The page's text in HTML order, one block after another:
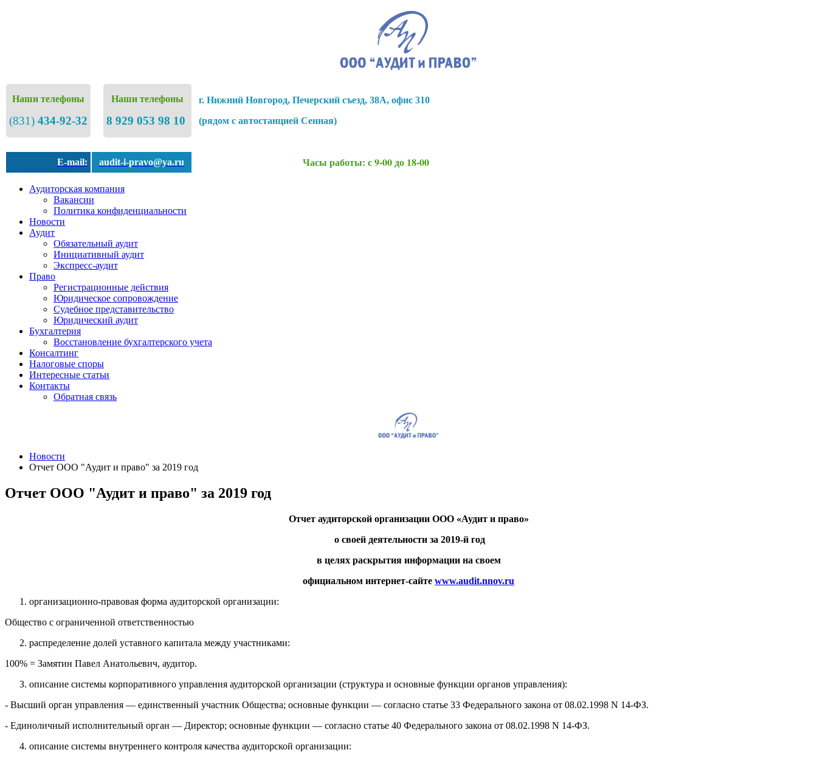
Наши телефоны
(831) 434-92-32
Наши телефоны
8 929 053 98 10
г. Нижний Новгород, Печерский съезд, 38А, офис 310
(рядом с автостанцией Сенная)
E-mail: audit-i-pravo@ya.ru Часы работы: с 9-00 до 18-00
Аудиторская компания
Вакансии
Политика конфиденциальности
Новости
Аудит
Обязательный аудит
Инициативный аудит
Экспресс-аудит
Право
Регистрационные действия
Юридическое сопровождение
Судебное представительство
Юридический аудит
Бухгалтерия
Восстановление бухгалтерского учета
Консалтинг
Налоговые споры
Интересные статьи
Контакты
Обратная связь
Новости
Отчет ООО "Аудит и право" за 2019 год
Отчет ООО "Аудит и право" за 2019 год
Отчет аудиторской организации ООО «Аудит и право»
о своей деятельности за 2019-й год
в целях раскрытия информации на своем
официальном интернет-сайте www.audit.nnov.ru
организационно-правовая форма аудиторской организации:
Общество с ограниченной ответственностью
распределение долей уставного капитала между участниками:
100% = Замятин Павел Анатольевич, аудитор.
описание системы корпоративного управления аудиторской организации (структура и основные функции органов управления):
- Высший орган управления — единственный участник Общества; основные функции — согласно статье 33 Федерального закона от 08.02.1998 N 14-ФЗ.
- Единоличный исполнительный орган — Директор; основные функции — согласно статье 40 Федерального закона от 08.02.1998 N 14-ФЗ.
описание системы внутреннего контроля качества аудиторской организации: